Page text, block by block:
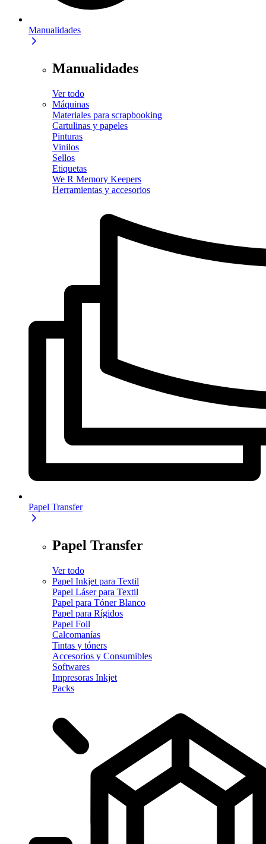
Manualidades
Manualidades
Ver todo
Máquinas
Materiales para scrapbooking
Cartulinas y papeles
Pinturas
Vinilos
Sellos
Etiquetas
We R Memory Keepers
Herramientas y accesorios
Papel Transfer
Papel Transfer
Ver todo
Papel Inkjet para Textil
Papel Láser para Textil
Papel para Tóner Blanco
Papel para Rígidos
Papel Foil
Calcomanías
Tintas y tóners
Accesorios y Consumibles
Softwares
Impresoras Inkjet
Packs